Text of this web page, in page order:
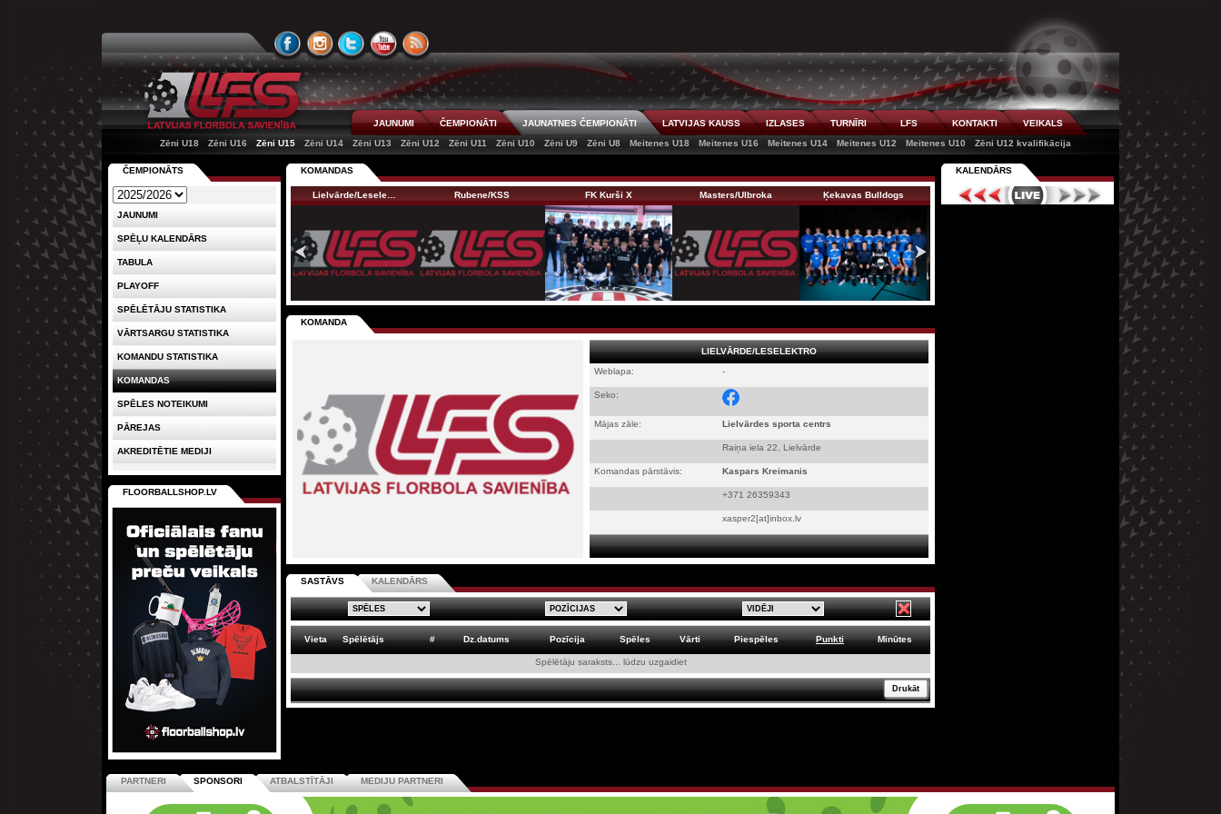
JAUNUMI ČEMPIONĀTI JAUNATNES ČEMPIONĀTI LATVIJAS KAUSS IZLASES TURNĪRI LFS KONTAKTI
VEIKALS
Zēni U18
Zēni U16 Zēni U15 Zēni U14 Zēni U13 Zēni U12 Zēni U11 Zēni U10 Zēni U9 Zēni U8 Meitenes U18 Meitenes U16 Meitenes U14 Meitenes U12 Meitenes U10 Zēni U12 kvalifikācija
KOMANDAS
Lielvārde/Lesele… Rubene/KSS FK Kurši X Masters/Ulbroka Ķekavas Bulldogs FBK SĀC Bauskas BJSS
KOMANDA
LIELVĀRDE/LESELEKTRO
Weblapa:
-
Seko:
Mājas zāle: Lielvārdes sporta centrs
Raiņa iela 22, Lielvārde
Komandas pārstāvis: Kaspars Kreimanis
+371 26359343
xasper2[at]inbox.lv
SASTĀVS KALENDĀRS
Vieta Spēlētājs # Dz.datums Pozīcija Spēles Vārti Piespēles Punkti Minūtes
Spēlētāju saraksts... lūdzu uzgaidiet
Drukāt
ČEMPIONĀTS
JAUNUMI
SPĒĻU KALENDĀRS
TABULA
PLAYOFF
SPĒLĒTĀJU STATISTIKA
VĀRTSARGU STATISTIKA
KOMANDU STATISTIKA
KOMANDAS
SPĒLES NOTEIKUMI
PĀREJAS
AKREDITĒTIE MEDIJI
FLOORBALLSHOP.LV
KALENDĀRS
PARTNERI SPONSORI ATBALSTĪTĀJI MEDIJU PARTNERI